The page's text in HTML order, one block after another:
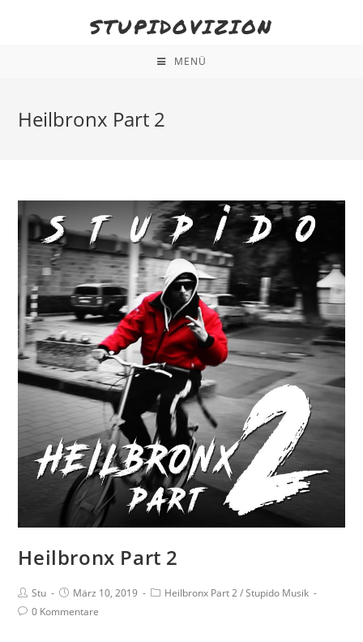
STUPIDOVIZION
MENÜ
Heilbronx Part 2
Heilbronx Part 2
Stu März 10, 2019 Heilbronx Part 2/Stupido Musik
0 Kommentare